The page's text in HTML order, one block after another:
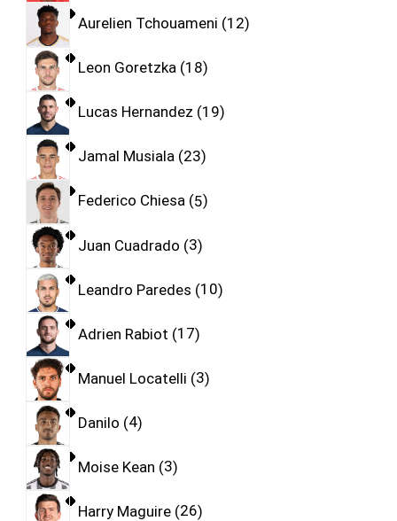
Aurelien Tchouameni 12
Leon Goretzka 18
Lucas Hernandez 19
Jamal Musiala 23
Federico Chiesa 5
Juan Cuadrado 3
Leandro Paredes 10
Adrien Rabiot 17
Manuel Locatelli 3
Danilo 4
Moise Kean 3
Harry Maguire 26